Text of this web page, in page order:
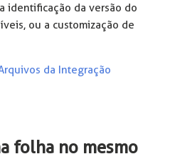
identificação da versão do
ou a customização de
da Integração
folha no mesmo